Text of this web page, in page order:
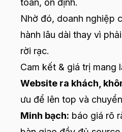
Nhờ đó, doanh nghiệp
hành lâu dài thay vì
rời rạc.
Cam kết & giá trị mang
Website ra khách,
ưu để lên top và
Minh bạch: báo giá rõ